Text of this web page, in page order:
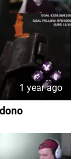
1 year ago